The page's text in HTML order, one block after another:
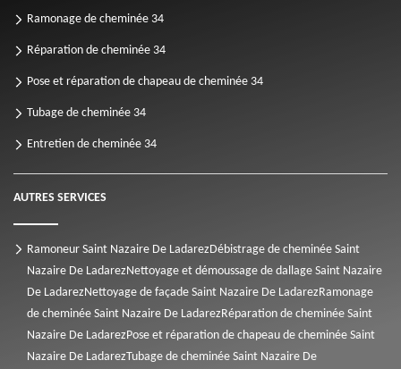
Ramonage de cheminée 34
Réparation de cheminée 34
Pose et réparation de chapeau de cheminée 34
Tubage de cheminée 34
Entretien de cheminée 34
AUTRES SERVICES
Ramoneur Saint Nazaire De LadarezDébistrage de cheminée Saint
Nazaire De LadarezNettoyage et démoussage de dallage Saint Nazaire
De LadarezNettoyage de façade Saint Nazaire De LadarezRamonage
de cheminée Saint Nazaire De LadarezRéparation de cheminée Saint
Nazaire De LadarezPose et réparation de chapeau de cheminée Saint
Nazaire De LadarezTubage de cheminée Saint Nazaire De